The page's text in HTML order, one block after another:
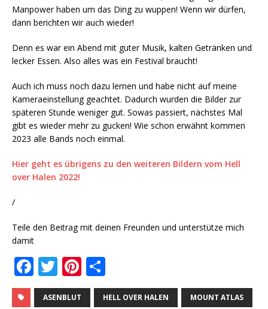
Manpower haben um das Ding zu wuppen! Wenn wir dürfen,
dann berichten wir auch wieder!
Denn es war ein Abend mit guter Musik, kalten Getränken und
lecker Essen. Also alles was ein Festival braucht!
Auch ich muss noch dazu lernen und habe nicht auf meine
Kameraeinstellung geachtet. Dadurch wurden die Bilder zur
späteren Stunde weniger gut. Sowas passiert, nächstes Mal
gibt es wieder mehr zu gucken! Wie schon erwähnt kommen
2023 alle Bands noch einmal.
Hier geht es übrigens zu den weiteren Bildern vom Hell
over Halen 2022!
/
Teile den Beitrag mit deinen Freunden und unterstütze mich
damit
F
a
T
w
Pi
n ei
ASENBLUT HELL OVER HALEN MOUNT ATLAS